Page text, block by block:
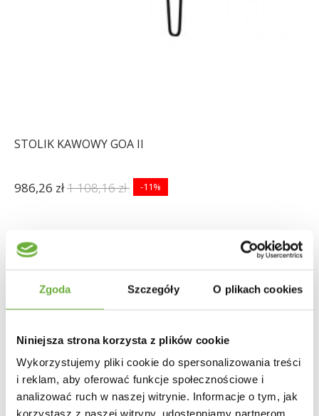
Zgoda Szczegóły O plikach cookies
Niniejsza strona korzysta z plików cookie
Wykorzystujemy pliki cookie do spersonalizowania treści
i reklam, aby oferować funkcje społecznościowe i
analizować ruch w naszej witrynie. Informacje o tym, jak
korzystasz z naszej witryny, udostępniamy partnerom
STOLIK KAWOWY GOA II
986,26 zł1 108,16 zł -11%